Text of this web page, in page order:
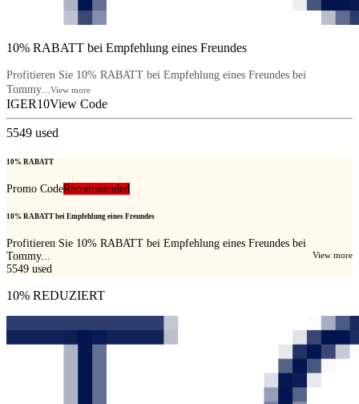
10% RABATT bei Empfehlung eines Freundes
Profitieren Sie 10% RABATT bei Empfehlung eines Freundes bei
Tommy...View more
IGER10View Code
5549 used
10% RABATT
Promo CodeRecommended
10% RABATT bei Empfehlung eines Freundes
Profitieren Sie 10% RABATT bei Empfehlung eines Freundes bei
Tommy...
View more
5549 used
10% REDUZIERT